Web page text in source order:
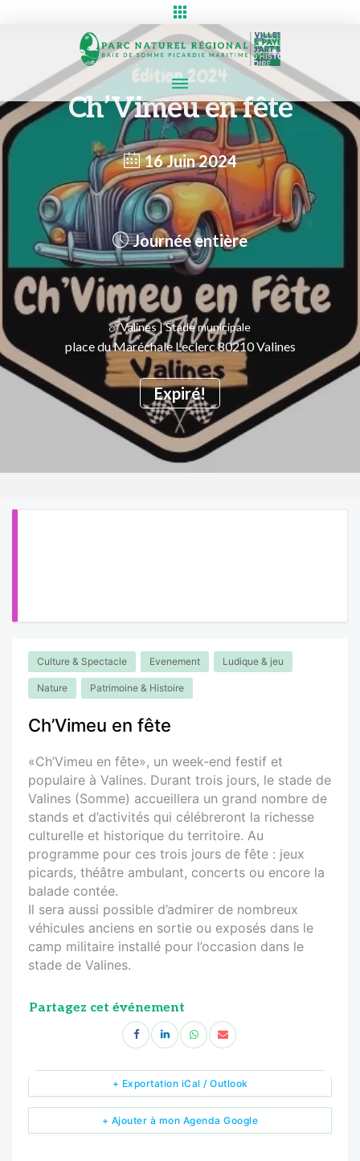
Ch’Vimeu en fête
16 Juin 2024
Expiré!
Journée entière
Valines | Stade municipale
place du Maréchale Leclerc 80210 Valines
Culture & Spectacle Evenement Ludique & jeu
Nature Patrimoine & Histoire
Ch’Vimeu en fête
«Ch’Vimeu en fête», un week-end festif et
populaire à Valines. Durant trois jours, le stade de
Valines (Somme) accueillera un grand nombre de
stands et d’activités qui célébreront la richesse
culturelle et historique du territoire. Au
programme pour ces trois jours de fête : jeux
picards, théâtre ambulant, concerts ou encore la
balade contée.
Il sera aussi possible d’admirer de nombreux
véhicules anciens en sortie ou exposés dans le
camp militaire installé pour l’occasion dans le
stade de Valines.
Partagez cet événement
+ Ajouter à mon Agenda Google
+ Exportation iCal / Outlook